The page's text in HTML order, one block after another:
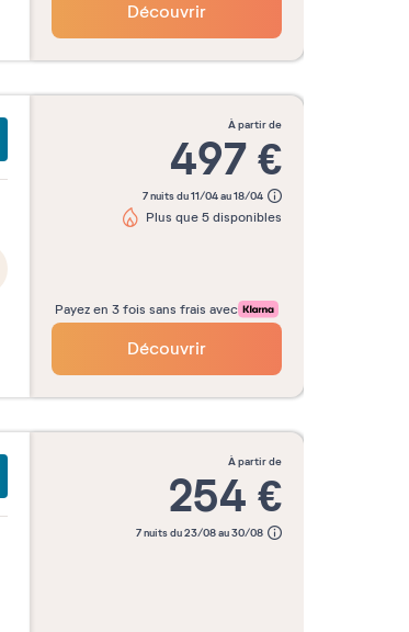
Découvrir
à partir de
497€
7 nuits du 11/04 au 18/04
Plus que 5 disponibles
Payez en 3 fois sans frais avec
Découvrir
à partir de
254 €
7 nuits du 23/08 au 30/08